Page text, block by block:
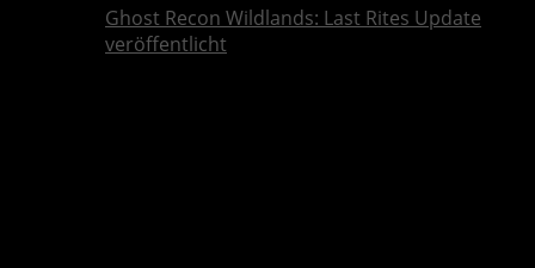
Ghost Recon Wildlands: Last Rites Update
veröffentlicht